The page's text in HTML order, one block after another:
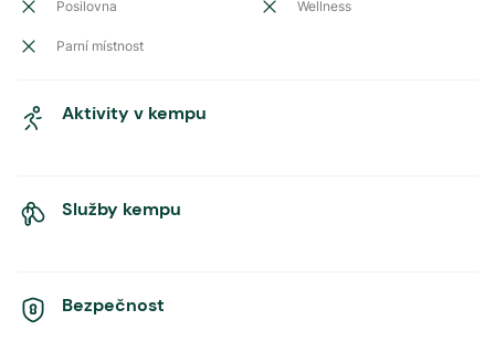
Posilovna Wellness
Parní místnost
Aktivity v kempu
Služby kempu
Bezpečnost